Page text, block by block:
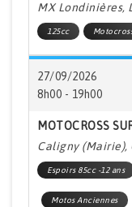
MX Londinières,
125cc
27/09/2026
8h00 - 19h00
MOTOCROSS
Caligny (Mairie),
Espoirs 85cc -12 ans
Motos Anciennes